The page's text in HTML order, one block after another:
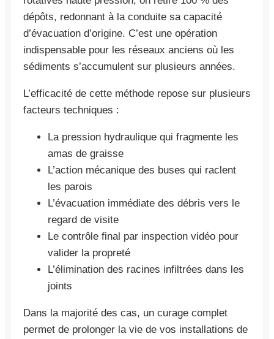
dépôts, redonnant à la conduite sa capacité
d’évacuation d’origine. C’est une opération
indispensable pour les réseaux anciens où les
sédiments s’accumulent sur plusieurs années.
L’efficacité de cette méthode repose sur plusieurs
facteurs techniques :
La pression hydraulique qui fragmente les
amas de graisse
L’action mécanique des buses qui raclent
les parois
L’évacuation immédiate des débris vers le
regard de visite
Le contrôle final par inspection vidéo pour
valider la propreté
L’élimination des racines infiltrées dans les
joints
Dans la majorité des cas, un curage complet
permet de prolonger la vie de vos installations de